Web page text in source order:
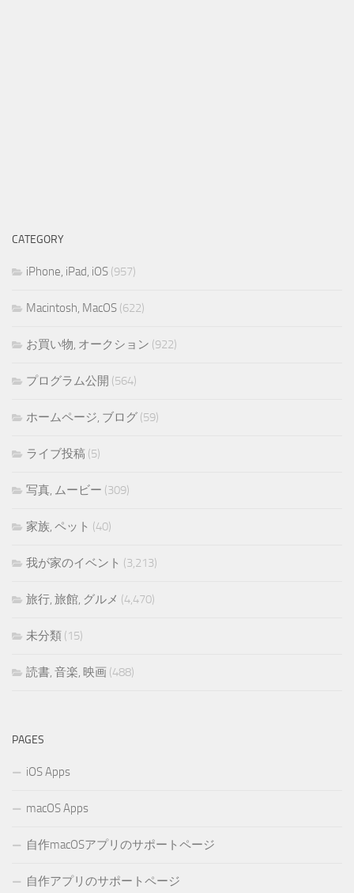
CATEGORY
iPhone, iPad, iOS (957)
Macintosh, MacOS (622)
お買い物, オークション (922)
プログラム公開 (564)
ホームページ, ブログ (59)
ライブ投稿 (5)
写真, ムービー (309)
家族, ペット (40)
我が家のイベント (3,213)
旅行, 旅館, グルメ (4,470)
未分類 (15)
読書, 音楽, 映画 (488)
PAGES
iOS Apps
macOS Apps
自作macOSアプリのサポートページ
自作アプリのサポートページ